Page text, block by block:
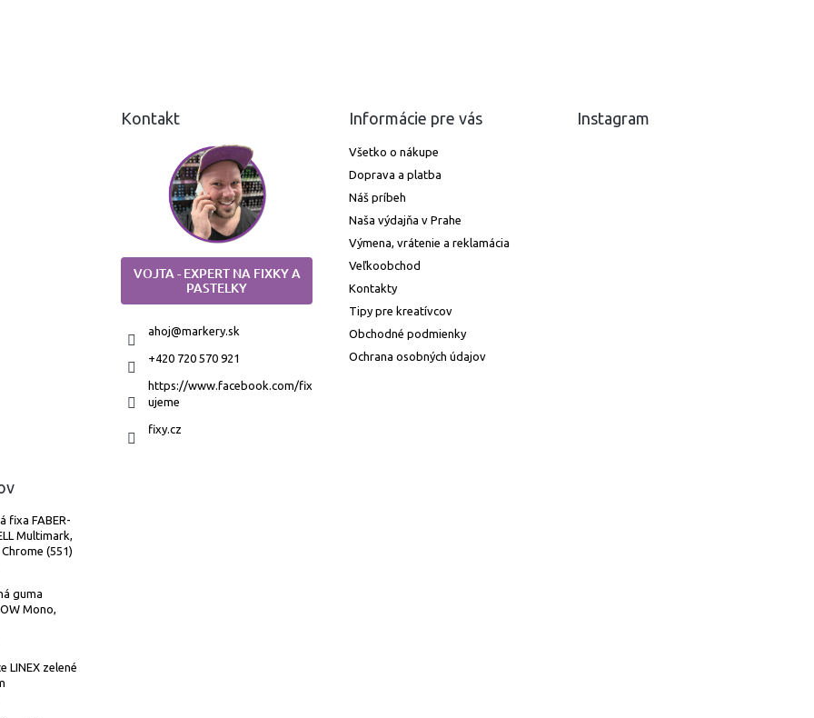
Kontakt
VOJTA - EXPERT NA FIXKY A
PASTELKY
ahoj@markery.sk
+420 720 570 921
https://www.facebook.com/fix
ujeme
fixy.cz
Informácie pre vás
Všetko o nákupe
Doprava a platba
Náš príbeh
Naša výdajňa v Prahe
Výmena, vrátenie a reklamácia
Veľkoobchod
Kontakty
Tipy pre kreatívcov
Obchodné podmienky
Ochrana osobných údajov
Instagram
fixa FABER-
Multimark,
(551)
guma
Mono,
LINEX zelené